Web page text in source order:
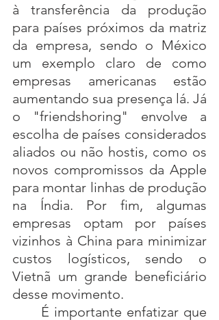
à transferência da produção
para países próximos da matriz
da empresa, sendo o México
um exemplo claro de como
empresas americanas estão
aumentando sua presença lá. Já
o "friendshoring" envolve a
escolha de países considerados
aliados ou não hostis, como os
novos compromissos da Apple
para montar linhas de produção
na Índia. Por fim, algumas
empresas optam por países
vizinhos à China para minimizar
custos logísticos, sendo o
Vietnã um grande beneficiário
desse movimento.